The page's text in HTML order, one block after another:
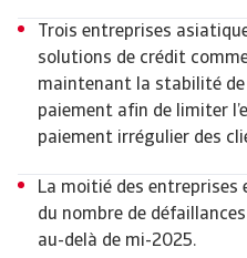
Trois entreprises
solutions de crédit
maintenant la stabilité
paiement afin de limiter
paiement irrégulier des
La moitié des entreprises
du nombre de
au-delà de mi-2025.